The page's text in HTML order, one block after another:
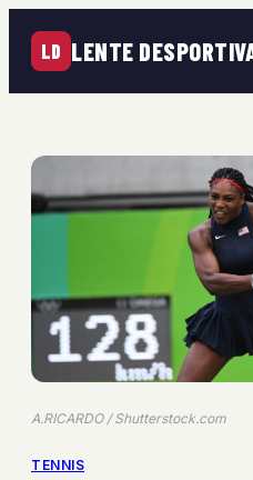
LD LENTE
A.RICARDO / Shutterstock.com
TENNIS